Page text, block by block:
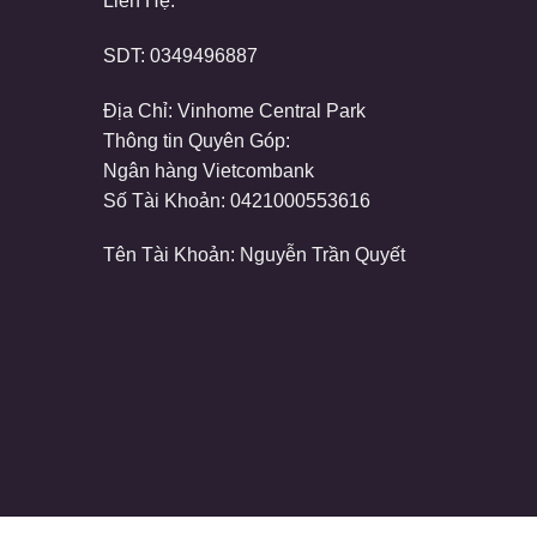
SDT:0349496887
Địa Chỉ: Vinhome Central Park
Thông tin Quyên Góp:
Ngân hàng Vietcombank
Số Tài Khoản: 0421000553616
Tên Tài Khoản: Nguyễn Trần Quyết